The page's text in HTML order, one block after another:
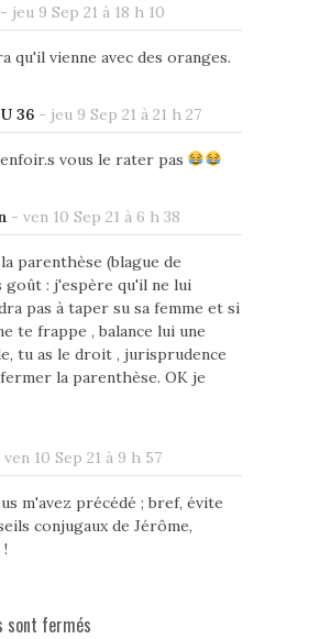
- jeu 9 Sep 21 à 18 h 10
qu'il vienne avec des oranges.
36- jeu 9 Sep 21 à 21 h 27
vous le rater pas
- ven 10 Sep 21 à 6 h 38
parenthèse (blague de
goût : j'espère qu'il ne lui
pas à taper su sa femme et si
te frappe , balance lui une
tu as le droit , jurisprudence
la parenthèse. OK je
ven 10 Sep 21 à 9 h 57
m'avez précédé ; bref, évite
conjugaux de Jérôme,
sont fermés